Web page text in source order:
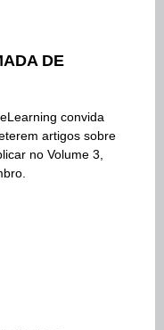
DE
convida
artigos sobre
no Volume 3,